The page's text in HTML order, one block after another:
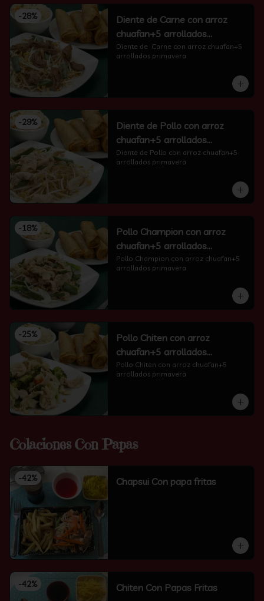
-28%
Diente de Carne con arroz
chuafan+5 arrollados
primavera
Diente de  Carne con arroz chuafan+5
arrollados primavera
-29%
Diente de Pollo con arroz
chuafan+5 arrollados
primavera
Diente de Pollo con arroz chuafan+5
arrollados primavera
-18%
Pollo Champion con arroz
chuafan+5 arrollados
primavera
Pollo Champion con arroz chuafan+5
arrollados primavera
-25%
Pollo Chiten con arroz
chuafan+5 arrollados
primavera
Pollo Chiten con arroz chuafan+5
arrollados primavera
Colaciones Con Papas
-42% Chapsui Con papa fritas
-42% Chiten Con Papas Fritas